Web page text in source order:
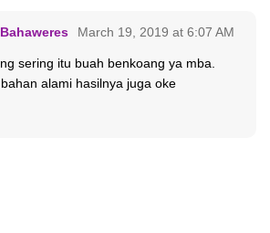
March 19, 2019 at 6:07 AM
sering itu buah benkoang ya mba.
alami hasilnya juga oke